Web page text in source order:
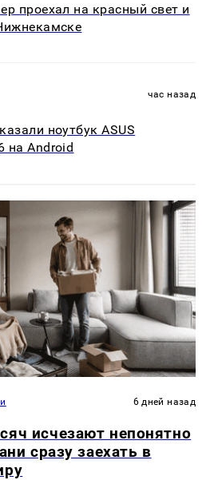
проехал на красный свет и
час назад
ноутбук ASUS
на Android
6 дней назад
исчезают непонятно
сразу заехать в